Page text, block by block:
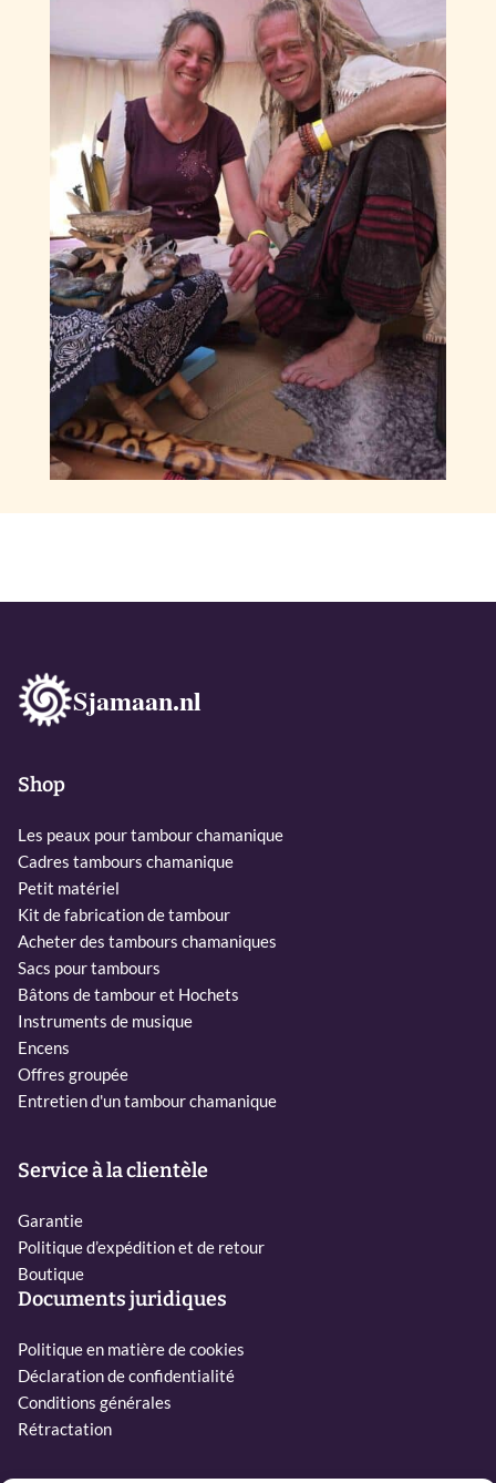
Sjamaan.nl
Shop
Les peaux pour tambour chamanique
Cadres tambours chamanique
Petit matériel
Kit de fabrication de tambour
Acheter des tambours chamaniques
Sacs pour tambours
Bâtons de tambour et Hochets
Instruments de musique
Encens
Offres groupée
Entretien d'un tambour chamanique
Service à la clientèle
Garantie
Politique d’expédition et de retour
Boutique
Documents juridiques
Politique en matière de cookies
Déclaration de confidentialité
Conditions générales
Rétractation